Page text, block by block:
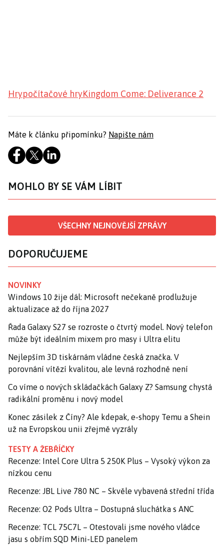
Hrypočítačové hryKingdom Come: Deliverance 2
Máte k článku připomínku? Napište nám
MOHLO BY SE VÁM LÍBIT
VŠECHNY NEJNOVĚJŠÍ ZPRÁVY
DOPORUČUJEME
NOVINKY
Windows 10 žije dál: Microsoft nečekaně prodlužuje
aktualizace až do října 2027
Řada Galaxy S27 se rozroste o čtvrtý model. Nový telefon
může být ideálním mixem pro masy i Ultra elitu
Nejlepším 3D tiskárnám vládne česká značka. V
porovnání vítězí kvalitou, ale levná rozhodně není
Co víme o nových skládačkách Galaxy Z? Samsung chystá
radikální proměnu i nový model
Konec zásilek z Číny? Ale kdepak, e-shopy Temu a Shein
už na Evropskou unii zřejmě vyzrály
TESTY A ŽEBŘÍČKY
Recenze: Intel Core Ultra 5 250K Plus – Vysoký výkon za
nízkou cenu
Recenze: JBL Live 780 NC – Skvěle vybavená střední třída
Recenze: O2 Pods Ultra – Dostupná sluchátka s ANC
Recenze: TCL 75C7L – Otestovali jsme nového vládce
jasu s obřím SQD Mini-LED panelem